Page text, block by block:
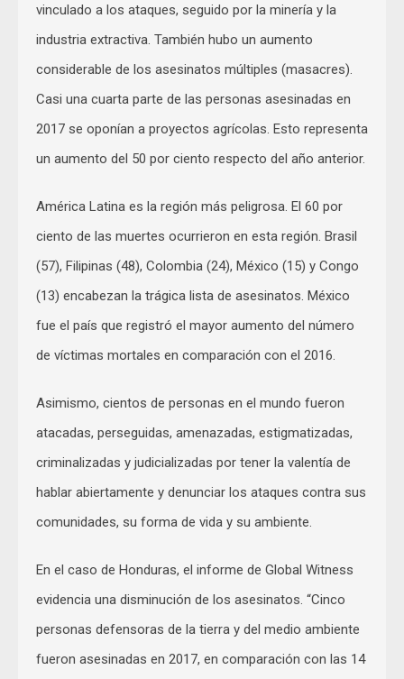
vinculado a los ataques, seguido por la minería y la
industria extractiva. También hubo un aumento
considerable de los asesinatos múltiples (masacres).
Casi una cuarta parte de las personas asesinadas en
2017 se oponían a proyectos agrícolas. Esto representa
un aumento del 50 por ciento respecto del año anterior.
América Latina es la región más peligrosa. El 60 por
ciento de las muertes ocurrieron en esta región. Brasil
(57), Filipinas (48), Colombia (24), México (15) y Congo
(13) encabezan la trágica lista de asesinatos. México
fue el país que registró el mayor aumento del número
de víctimas mortales en comparación con el 2016.
Asimismo, cientos de personas en el mundo fueron
atacadas, perseguidas, amenazadas, estigmatizadas,
criminalizadas y judicializadas por tener la valentía de
hablar abiertamente y denunciar los ataques contra sus
comunidades, su forma de vida y su ambiente.
En el caso de Honduras, el informe de Global Witness
evidencia una disminución de los asesinatos. “Cinco
personas defensoras de la tierra y del medio ambiente
fueron asesinadas en 2017, en comparación con las 14